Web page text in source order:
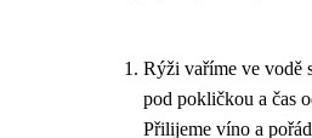
Rýži vaříme ve vodě
pod pokličkou a čas
Přilijeme víno a